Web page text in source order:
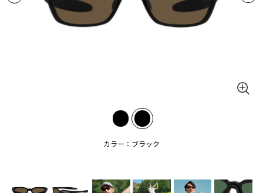
カラー：ブラック